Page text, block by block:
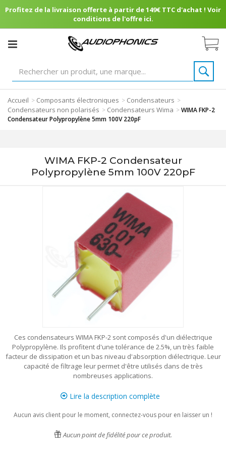
Profitez de la livraison offerte à partir de 149€ TTC d'achat ! Voir
conditions de l'offre ici.
Accueil > Composants électroniques > Condensateurs >
Condensateurs non polarisés > Condensateurs Wima >WIMA FKP-2
Condensateur Polypropylène 5mm 100V 220pF
WIMA FKP-2 Condensateur
Polypropylène 5mm 100V 220pF
Ces condensateurs WIMA FKP-2 sont composés d'un diélectrique
Polypropylène. Ils profitent d'une tolérance de 2.5%, un très faible
facteur de dissipation et un bas niveau d'absorption diélectrique. Leur
capacité de filtrage leur permet d'être utilisés dans de très
nombreuses applications.
Lire la description complète
Aucun avis client pour le moment, connectez-vous pour en laisser un !
Aucun point de fidélité pour ce produit.